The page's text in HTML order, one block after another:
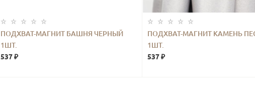
ПОДХВАТ-МАГНИТ БАШНЯ ЧЕРНЫЙ
1ШТ.
537 ₽
ПОДХВАТ-МАГНИТ КАМЕНЬ
1ШТ.
537 ₽